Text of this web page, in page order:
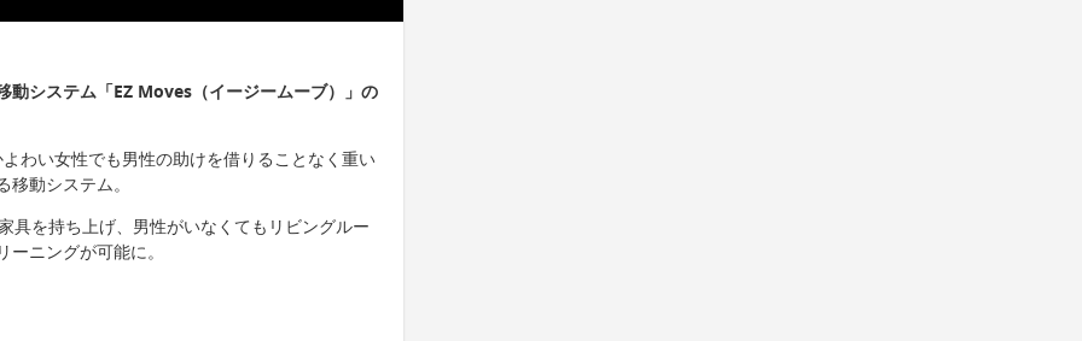
動システム「EZ Moves（イージームーブ）」の
わい女性でも男性の助けを借りることなく重い
動システム。
具を持ち上げ、男性がいなくてもリビングルー
ニングが可能に。